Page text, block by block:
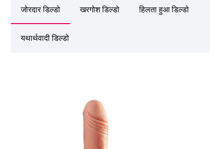
जोरदार डिल्डो खरगोश डिल्डो हिलता हुआ डिल्डो
यथार्थवादी डिल्डो